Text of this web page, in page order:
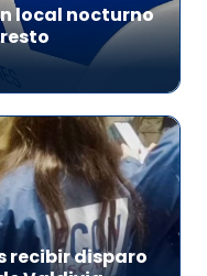
local nocturno
recibir disparo